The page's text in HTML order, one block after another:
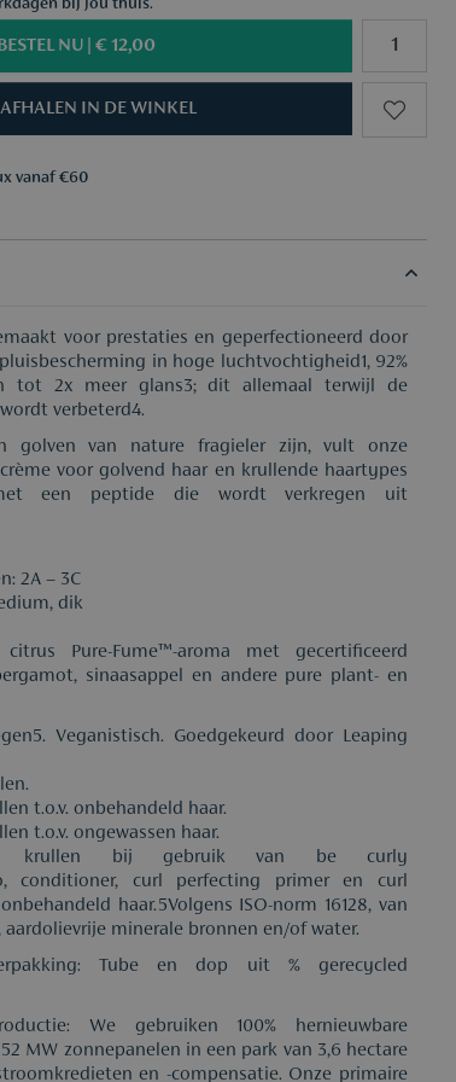
bij jou thuis.
BESTEL NU | € 12,00
AFHALEN IN DE WINKEL
vanaf €60
voor prestaties en geperfectioneerd door
in hoge luchtvochtigheid1, 92%
tot 2x meer glans3; dit allemaal terwijl de
verbeterd4.
golven van nature fragieler zijn, vult onze
voor golvend haar en krullende haartypes
een peptide die wordt verkregen uit
2A – 3C
dik
citrus Pure-Fume™-aroma met gecertificeerd
sinaasappel en andere pure plant- en
Veganistisch. Goedgekeurd door Leaping
t.o.v. onbehandeld haar.
t.o.v. ongewassen haar.
op krullen bij gebruik van be curly
conditioner, curl perfecting primer en curl
haar.5Volgens ISO-norm 16128, van
minerale bronnen en/of water.
Tube en dop uit % gerecycled
We gebruiken 100% hernieuwbare
MW zonnepanelen in een park van 3,6 hectare
en -compensatie. Onze primaire